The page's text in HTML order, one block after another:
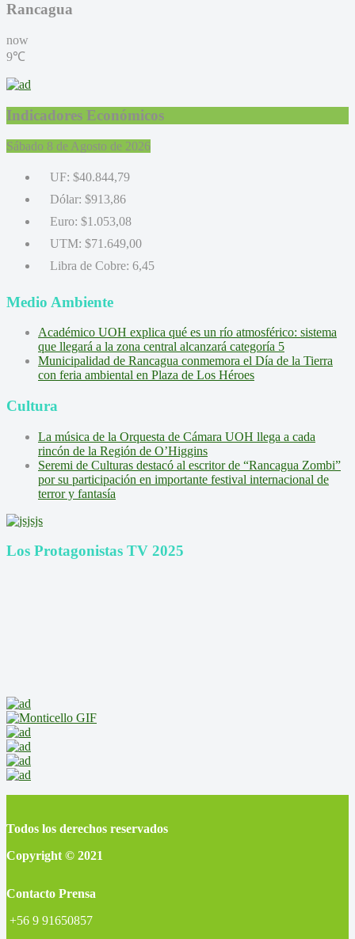
Rancagua
now
9℃
Indicadores Económicos
Sábado 8 de Agosto de 2026
UF: $40.844,79
Dólar: $913,86
Euro: $1.053,08
UTM: $71.649,00
Libra de Cobre: 6,45
Medio Ambiente
Académico UOH explica qué es un río atmosférico: sistema
que llegará a la zona central alcanzará categoría 5
Municipalidad de Rancagua conmemora el Día de la Tierra
con feria ambiental en Plaza de Los Héroes
Cultura
La música de la Orquesta de Cámara UOH llega a cada
rincón de la Región de O’Higgins
Seremi de Culturas destacó al escritor de “Rancagua Zombi”
por su participación en importante festival internacional de
terror y fantasía
Los Protagonistas TV 2025
Todos los derechos reservados
Copyright © 2021
Contacto Prensa
+56 9 91650857